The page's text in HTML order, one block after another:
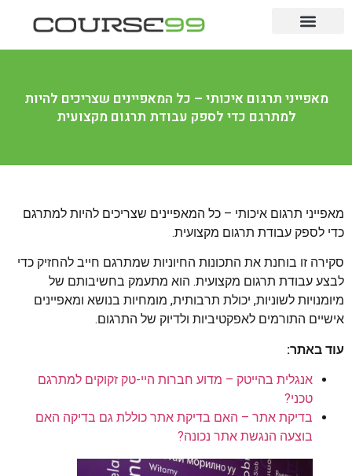
מאפייני תרגום איכותי – כל המאפיינים שצריכים להיות
למתרגם כדי לספק עבודת תרגום מקצועית
מאפייני תרגום איכותי – כל המאפיינים שצריכים להיות למתרגם
כדי לספק עבודת תרגום מקצועית.
סקירה זו בוחנת את התכונות החיוניות שמתרגם חייב להחזיק כדי
לבצע עבודת תרגום מקצועית. הוא מתעמק בחשיבותם של
מיומנויות לשוניות, יכולת תרבותית, מומחיות בנושא ומאפיינים
אישיים התורמים לאפקטיביות ולדיוק של התרגום.
עוד באתר:
אנגלית בהייטק – מדוע חברות היי-טק זקוקים למתרגם
טכני?
בדיקת אתר – האם בדיקת אתר כוללת גם בדיקה האם
בוצעה הנגשת אתר נכונה?